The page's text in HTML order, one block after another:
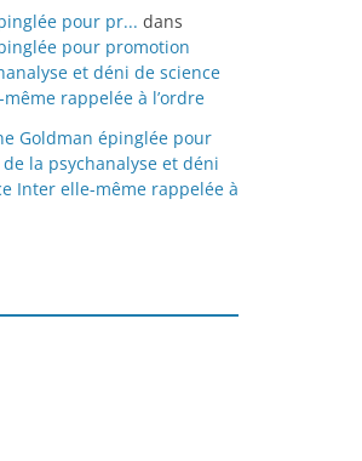
pour pr... dans
pour promotion
et déni de science
rappelée à l’ordre
Goldman épinglée pour
la psychanalyse et déni
Inter elle-même rappelée à